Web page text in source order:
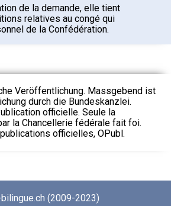
de la demande, elle tient
relatives au congé qui
de la Confédération.
Veröffentlichung. Massgebend ist
durch die Bundeskanzlei.
officielle. Seule la
la Chancellerie fédérale fait foi.
officielles, OPubl.
(2009-2023)